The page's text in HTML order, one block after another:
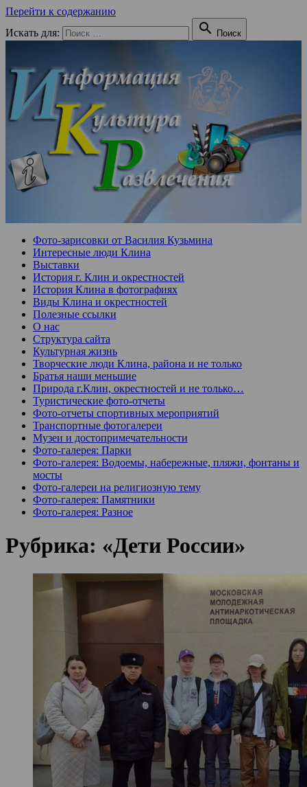
Перейти к содержанию
Искать для:
 Поиск
Фото-зарисовки от Василия Кузьмина
Интересные люди Клина
Выставки
История г. Клин и окрестностей
История Клина в фотографиях
Виды Клина и окрестностей
Полезные ссылки
О нас
Структура сайта
Культурная жизнь
Творческие люди Клина, района и не только
Братья наши меньшие
Природа г.Клин, окрестностей и не только…
Туристические фото-отчеты
Фото-отчеты спортивных мероприятий
Транспортные фотогалереи
Музеи и достопримечательности
Фото-галерея: Парки
Фото-галерея: Водоемы, набережные, пляжи, фонтаны и
мосты
Фото-галереи на религиозную тему
Фото-галерея: Памятники
Фото-галерея: Разное
Рубрика: «Дети России»